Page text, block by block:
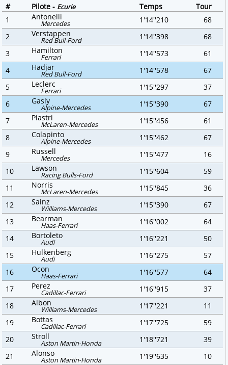
# Pilote - Ecurie Temps
Tour
1
Antonelli
Mercedes 1'14''210
68
2
Verstappen
Red Bull-Ford 1'14''398
68
3
Hamilton
Ferrari 1'14''573
61
4
Hadjar
Red Bull-Ford 1'14''578
67
5
Leclerc
Ferrari 1'15''297
37
6
Gasly
Alpine-Mercedes 1'15''390
67
7
Piastri
McLaren-Mercedes 1'15''456
61
8
Colapinto
Alpine-Mercedes 1'15''462
67
9
Russell
Mercedes 1'15''477
16
10
Lawson
Racing Bulls-Ford 1'15''604
59
11
Norris
McLaren-Mercedes 1'15''845
36
12
Sainz
Williams-Mercedes 1'15''390
67
13
Bearman
Haas-Ferrari 1'16''002
64
14
Bortoleto
Audi 1'16''221
50
15
Hulkenberg
Audi 1'16''275
57
16
Ocon
Haas-Ferrari 1'16''577
64
17
Perez
Cadillac-Ferrari 1'16''915
37
18
Albon
Williams-Mercedes 1'17''221
11
19
Bottas
Cadillac-Ferrari 1'17''725
59
20
Stroll
Aston Martin-Honda 1'18''721
39
21
Alonso
Aston Martin-Honda 1'19''635 10